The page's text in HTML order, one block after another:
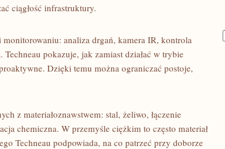
ciągłość infrastruktury.
analiza drgań, kamera IR, kontrola
pokazuje, jak zamiast działać w trybie
Dzięki temu można ograniczać postoje,
z materiałoznawstwem: stal, żeliwo, łączenie
chemiczna. W przemyśle ciężkim to często materiał
Techneau podpowiada, na co patrzeć przy doborze